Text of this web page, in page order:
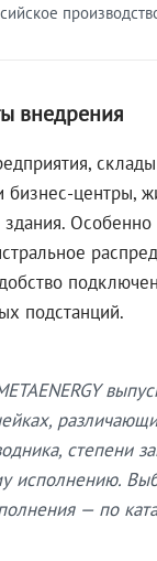
внедрения
склады
бизнес-центры,
Особенно
подстанций.
степени
исполнению.
— по